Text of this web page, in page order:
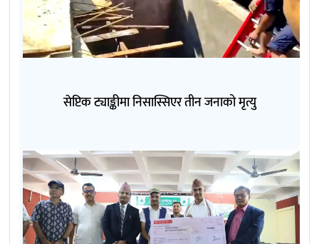
सेप्टिक ट्याङ्कीमा निसास्सिएर तीन जनाको मृत्यु